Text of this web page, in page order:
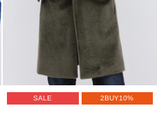
SALE 2BUY10%